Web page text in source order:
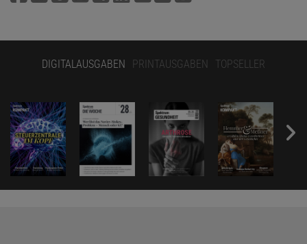
DIGITALAUSGABEN PRINTAUSGABEN TOPSELLER